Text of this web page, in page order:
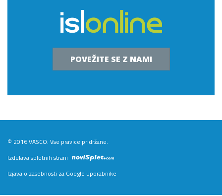
POVEŽITE SE Z NAMI
© 2016 VASCO. Vse pravice pridržane.
Izdelava spletnih strani
Izjava o zasebnosti za Google uporabnike